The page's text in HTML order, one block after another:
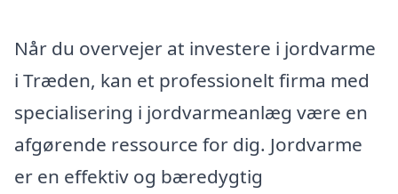
Når du overvejer at investere i jordvarme
i Træden, kan et professionelt firma med
specialisering i jordvarmeanlæg være en
afgørende ressource for dig. Jordvarme
er en effektiv og bæredygtig